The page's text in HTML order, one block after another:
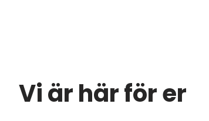
Vi är här för er